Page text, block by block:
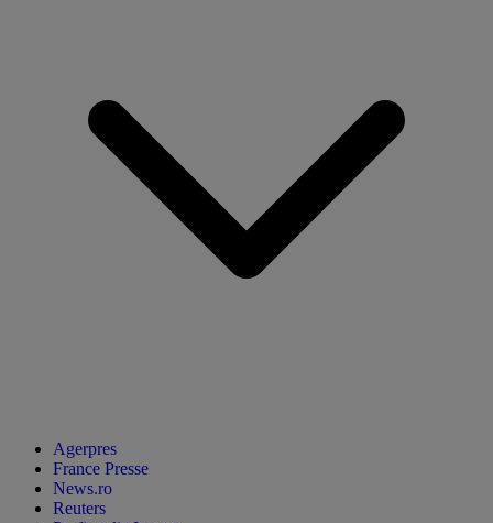
Agerpres
France Presse
News.ro
Reuters